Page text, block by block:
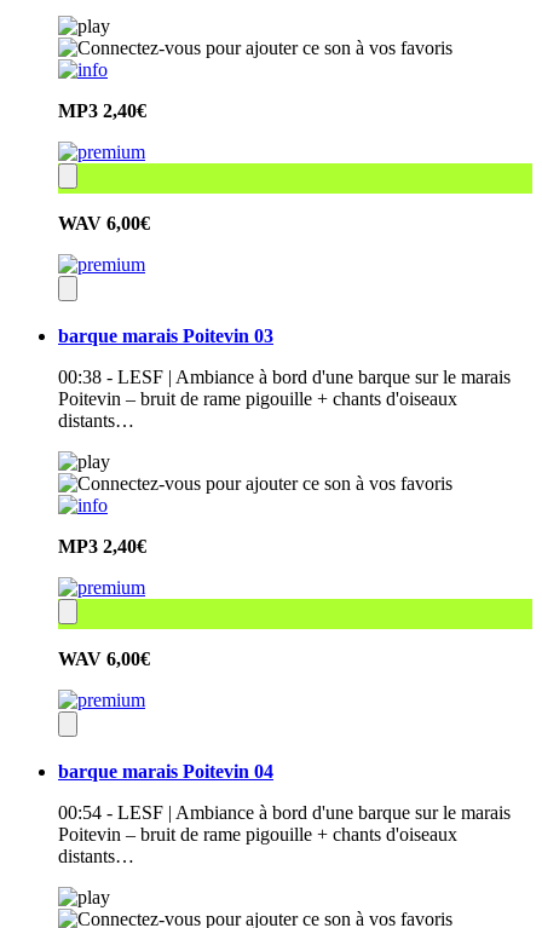
MP3 2,40€
WAV 6,00€
barque marais Poitevin 03
00:38 - LESF | Ambiance à bord d'une barque sur le marais
Poitevin – bruit de rame pigouille + chants d'oiseaux
distants…
MP3 2,40€
WAV 6,00€
barque marais Poitevin 04
00:54 - LESF | Ambiance à bord d'une barque sur le marais
Poitevin – bruit de rame pigouille + chants d'oiseaux
distants…